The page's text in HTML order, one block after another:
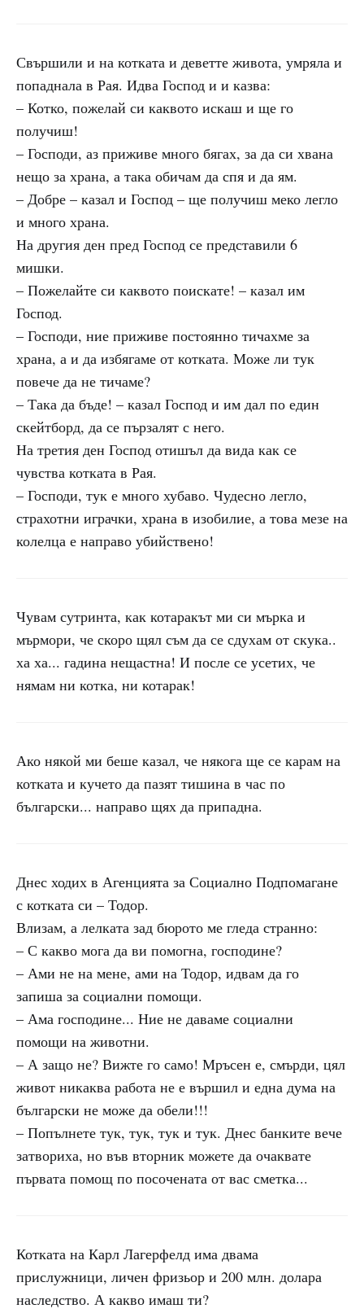
Свършили и на котката и деветте живота, умряла и
попаднала в Рая. Идва Господ и и казва:
– Котко, пожелай си каквото искаш и ще го
получиш!
– Господи, аз приживе много бягах, за да си хвана
нещо за храна, а така обичам да спя и да ям.
– Добре – казал и Господ – ще получиш меко легло
и много храна.
На другия ден пред Господ се представили 6
мишки.
– Пожелайте си каквото поискате! – казал им
Господ.
– Господи, ние приживе постоянно тичахме за
храна, а и да избягаме от котката. Може ли тук
повече да не тичаме?
– Така да бъде! – казал Господ и им дал по един
скейтборд, да се пързалят с него.
На третия ден Господ отишъл да вида как се
чувства котката в Рая.
– Господи, тук е много хубаво. Чудесно легло,
страхотни играчки, храна в изобилие, а това мезе на
колелца е направо убийствено!
Чувам сутринта, как котаракът ми си мърка и
мърмори, че скоро щял съм да се сдухам от скука..
ха ха... гадина нещастна! И после се усетих, че
нямам ни котка, ни котарак!
Ако някой ми беше казал, че някога ще се карам на
котката и кучето да пазят тишина в час по
български... направо щях да припадна.
Днес ходих в Агенцията за Социално Подпомагане
с котката си – Тодор.
Влизам, а лелката зад бюрото ме гледа странно:
– С какво мога да ви помогна, господине?
– Ами не на мене, ами на Тодор, идвам да го
запиша за социални помощи.
– Ама господине... Ние не даваме социални
помощи на животни.
– А защо не? Вижте го само! Мръсен е, смърди, цял
живот никаква работа не е вършил и една дума на
български не може да обели!!!
– Попълнете тук, тук, тук и тук. Днес банките вече
затвориха, но във вторник можете да очаквате
първата помощ по посочената от вас сметка...
Котката на Карл Лагерфелд има двама
прислужници, личен фризьор и 200 млн. долара
наследство. А какво имаш ти?